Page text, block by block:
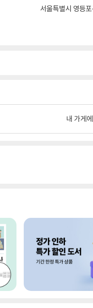
서울특별시 영등
내 가게